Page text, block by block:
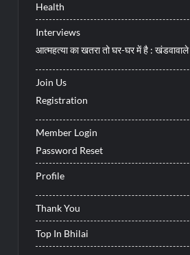
Health
Interviews
आत्महत्या का खतरा तो घर-घर में है : खंडवावाले
Join Us
Registration
Member Login
Password Reset
Profile
Thank You
Top In Bhilai